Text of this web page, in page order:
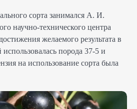
сорта занимался А. И.
научно-технического центра
желаемого результата в
использовалась порода 37-5 и
на использование сорта была